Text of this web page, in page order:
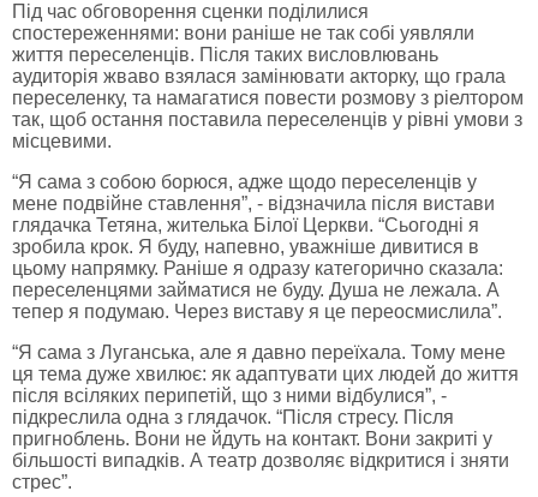
Під час обговорення сценки поділилися
спостереженнями: вони раніше не так собі уявляли
життя переселенців. Після таких висловлювань
аудиторія жваво взялася замінювати акторку, що грала
переселенку, та намагатися повести розмову з ріелтором
так, щоб остання поставила переселенців у рівні умови з
місцевими.
“Я сама з собою борюся, адже щодо переселенців у
мене подвійне ставлення”, - відзначила після вистави
глядачка Тетяна, жителька Білої Церкви. “Сьогодні я
зробила крок. Я буду, напевно, уважніше дивитися в
цьому напрямку. Раніше я одразу категорично сказала:
переселенцями займатися не буду. Душа не лежала. А
тепер я подумаю. Через виставу я це переосмислила”.
“Я сама з Луганська, але я давно переїхала. Тому мене
ця тема дуже хвилює: як адаптувати цих людей до життя
після всіляких перипетій, що з ними відбулися”, -
підкреслила одна з глядачок. “Після стресу. Після
пригноблень. Вони не йдуть на контакт. Вони закриті у
більшості випадків. А театр дозволяє відкритися і зняти
стрес”.